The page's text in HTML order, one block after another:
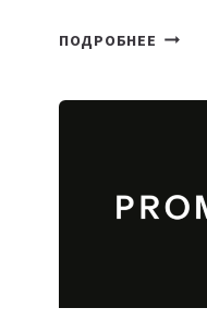
ПОДРОБНЕЕ META
ДЛЯ
И